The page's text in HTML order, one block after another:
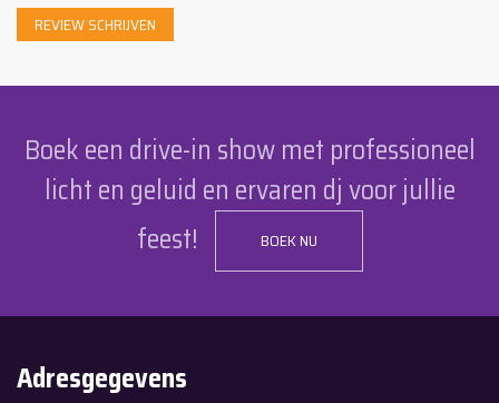
REVIEW SCHRIJVEN
Boek een drive-in show met professioneel
licht en geluid en ervaren dj voor jullie
feest!
BOEK NU
Adresgegevens